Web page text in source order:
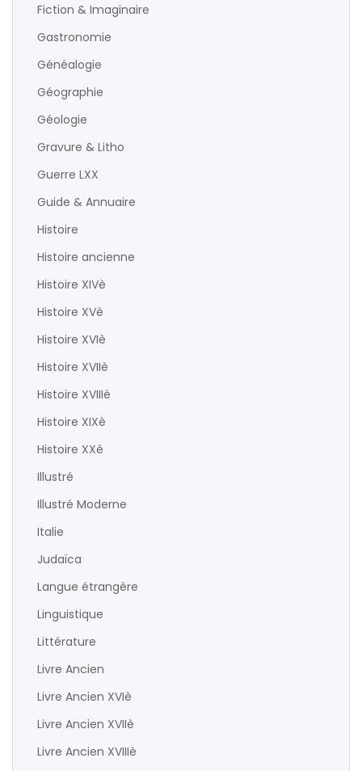
Fiction & Imaginaire
Gastronomie
Généalogie
Géographie
Géologie
Gravure & Litho
Guerre LXX
Guide & Annuaire
Histoire
Histoire ancienne
Histoire XIVè
Histoire XVè
Histoire XVIè
Histoire XVIIè
Histoire XVIIIè
Histoire XIXè
Histoire XXè
Illustré
Illustré Moderne
Italie
Judaïca
Langue étrangère
Linguistique
Littérature
Livre Ancien
Livre Ancien XVIè
Livre Ancien XVIIè
Livre Ancien XVIIIè